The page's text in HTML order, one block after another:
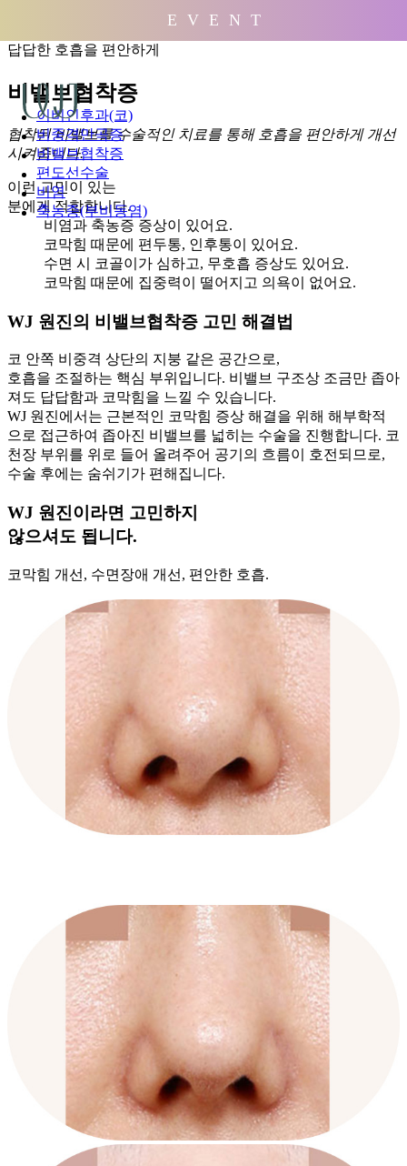
이비인후과(코)
비중격만곡증
비밸브협착증
편도선수술
비염
축농증(부비동염)
답답한 호흡을 편안하게
비밸브협착증
협착된 비밸브를 수술적인 치료를 통해 호흡을 편안하게 개선
시켜줍니다.
이런 고민이 있는
분에게 적합합니다.
비염과 축농증 증상이 있어요.
코막힘 때문에 편두통, 인후통이 있어요.
수면 시 코골이가 심하고, 무호흡 증상도 있어요.
코막힘 때문에 집중력이 떨어지고 의욕이 없어요.
WJ 원진의 비밸브협착증 고민 해결법
코 안쪽 비중격 상단의 지붕 같은 공간으로,
호흡을 조절하는 핵심 부위입니다. 비밸브 구조상 조금만 좁아
져도 답답함과 코막힘을 느낄 수 있습니다.
WJ 원진에서는 근본적인 코막힘 증상 해결을 위해 해부학적
으로 접근하여 좁아진 비밸브를 넓히는 수술을 진행합니다. 코
천장 부위를 위로 들어 올려주어 공기의 흐름이 호전되므로,
수술 후에는 숨쉬기가 편해집니다.
WJ 원진이라면 고민하지
않으셔도 됩니다.
코막힘 개선, 수면장애 개선, 편안한 호흡.
E V E N T